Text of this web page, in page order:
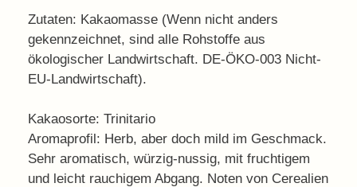
Zutaten: Kakaomasse (Wenn nicht anders
gekennzeichnet, sind alle Rohstoffe aus
ökologischer Landwirtschaft. DE-ÖKO-003 Nicht-
EU-Landwirtschaft).
Kakaosorte: Trinitario
Aromaprofil: Herb, aber doch mild im Geschmack.
Sehr aromatisch, würzig-nussig, mit fruchtigem
und leicht rauchigem Abgang. Noten von Cerealien